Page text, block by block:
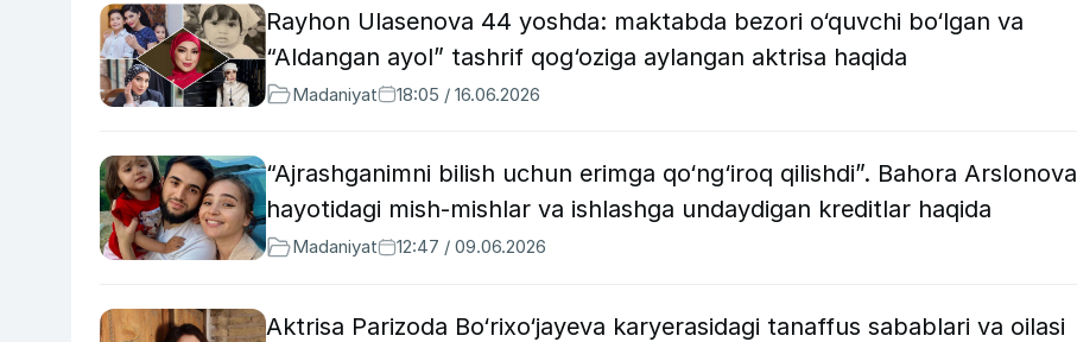
Rayhon Ulasenova 44 yoshda: maktabda bezori o‘quvchi bo‘lgan va
“Aldangan ayol” tashrif qog‘oziga aylangan aktrisa haqida
Madaniyat 18:05 / 16.06.2026
“Ajrashganimni bilish uchun erimga qo‘ng‘iroq qilishdi”. Bahora Arslonova
hayotidagi mish-mishlar va ishlashga undaydigan kreditlar haqida
Madaniyat 12:47 / 09.06.2026
Aktrisa Parizoda Bo‘rixo‘jayeva karyerasidagi tanaffus sabablari va oilasi